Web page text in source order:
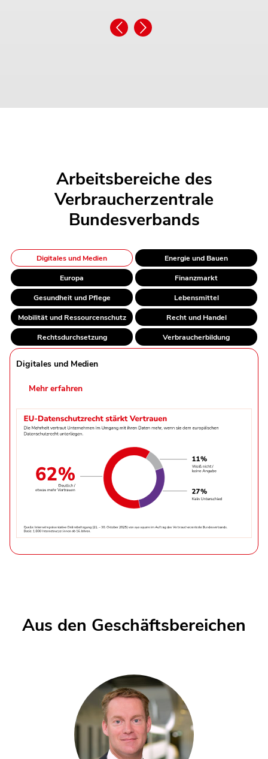
Arbeitsbereiche des
Verbraucherzentrale
Bundesverbands
Digitales und Medien Energie und Bauen
Europa Finanzmarkt
Gesundheit und Pflege Lebensmittel
Mobilität und Ressourcenschutz Recht und Handel
Rechtsdurchsetzung Verbraucherbildung
Digitales und Medien
Mehr erfahren
Aus den Geschäftsbereichen